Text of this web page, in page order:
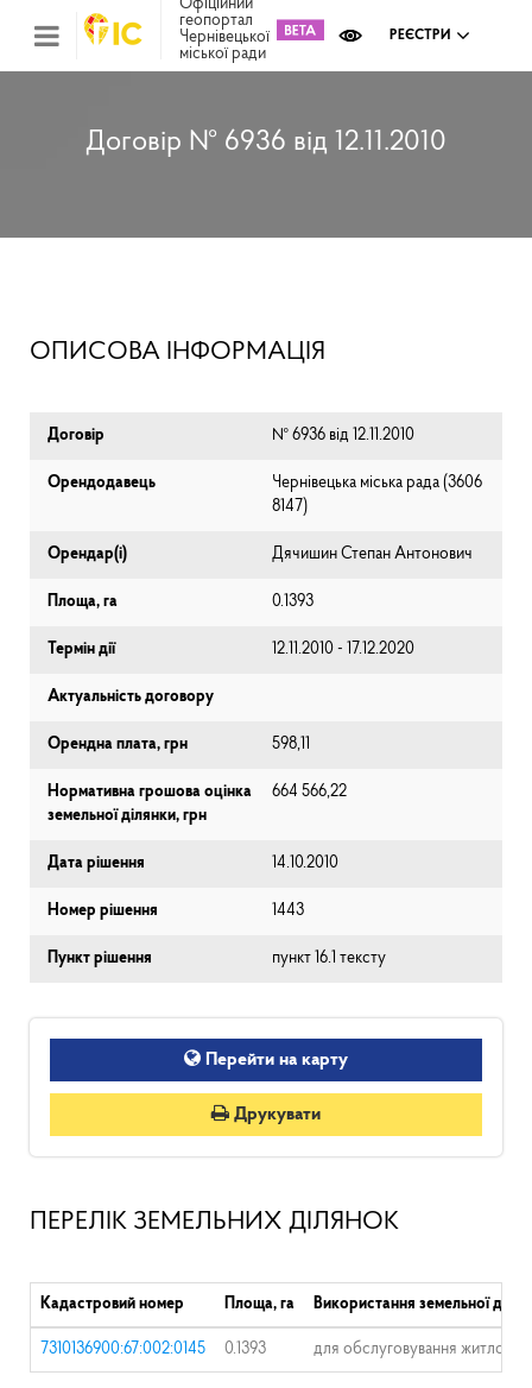
Офіційний
геопортал
Чернівецької
міської ради
РЕЄСТРИ
Договір № 6936 від 12.11.2010
ОПИСОВА ІНФОРМАЦІЯ
Договір № 6936 від 12.11.2010
Орендодавець
Чернівецька міська рада (⁨3606
8147⁩)
Орендар(і) Дячишин Степан Антонович
Площа, га 0.1393
Термін дії 12.11.2010 - 17.12.2020
Актуальність договору
Орендна плата, грн 598,11
Нормативна грошова оцінка
земельної ділянки, грн
664 566,22
Дата рішення 14.10.2010
Номер рішення 1443
Пункт рішення пункт 16.1 тексту
Перейти на карту
Друкувати
ПЕРЕЛІК ЗЕМЕЛЬНИХ ДІЛЯНОК
Кадастровий номер Площа, га Використання земельної
7310136900:67:002:0145 0.1393 для обслуговування